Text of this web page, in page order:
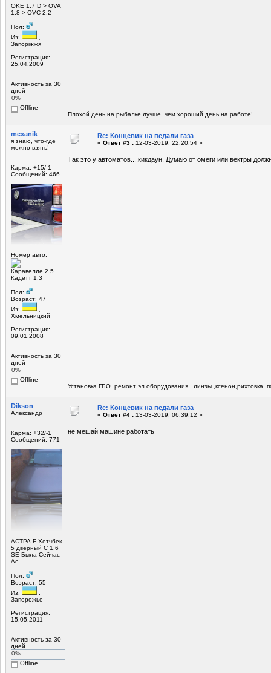
ОKE 1.7 D > OVA
1.8 > OVC 2.2
Пол:
Из:
Запоріжжя
Регистрация:
25.04.2009
Активность за 30
дней
0%
Offline
Плохой день на рыбалке лучше, чем хороший день на работе!
mexanik
я знаю, что-где
можно взять!
Карма: +15/-1
Сообщений: 466
Номер авто:
Каравелле 2.5
Кадетт 1.3
Пол:
Возраст: 47
Из:
Хмельницкий
Регистрация:
09.01.2008
Активность за 30
дней
0%
Offline
Re: Концевик на педали газа
« Ответ #3 : 12-03-2019, 22:20:54 »
Так это у автоматов....кикдаун. Думаю от омеги или вектры
Установка ГБО .ремонт эл.оборудования. линзы ,ксенон,рихтовка
Dikson
Александр
Карма: +32/-1
Сообщений: 771
АСТРА F Хетчбек
5 дверный C 1.6
SE Была Сейчас
Ас
Пол:
Возраст: 55
Из:
Запорожье
Регистрация:
15.05.2011
Активность за 30
дней
0%
Offline
Re: Концевик на педали газа
« Ответ #4 : 13-03-2019, 06:39:12 »
не мешай машине работать